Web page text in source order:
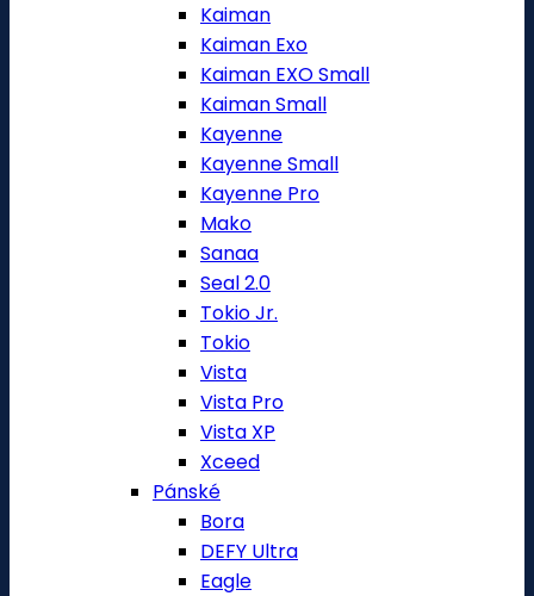
Kaiman
Kaiman Exo
Kaiman EXO Small
Kaiman Small
Kayenne
Kayenne Small
Kayenne Pro
Mako
Sanaa
Seal 2.0
Tokio Jr.
Tokio
Vista
Vista Pro
Vista XP
Xceed
Pánské
Bora
DEFY Ultra
Eagle